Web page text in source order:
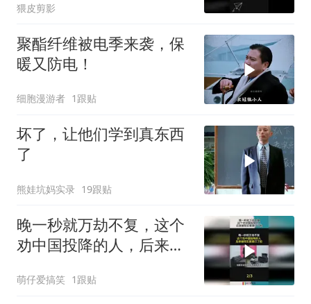
猥皮剪影
聚酯纤维被电季来袭，保
暖又防电！
细胞漫游者 1跟贴
坏了，让他们学到真东西
了
熊娃坑妈实录 19跟贴
晚一秒就万劫不复，这个
劝中国投降的人，后来被
萌仔爱搞笑 1跟贴